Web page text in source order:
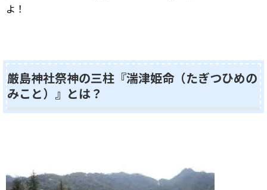
よ！
厳島神社祭神の三柱『湍津姫命（たぎつひめの
みこと）』とは？